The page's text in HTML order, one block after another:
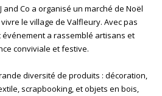
and Co a organisé un marché de Noël
le village de Valfleury. Avec pas
événement a rassemblé artisans et
conviviale et festive.
diversité de produits : décoration,
scrapbooking, et objets en bois,